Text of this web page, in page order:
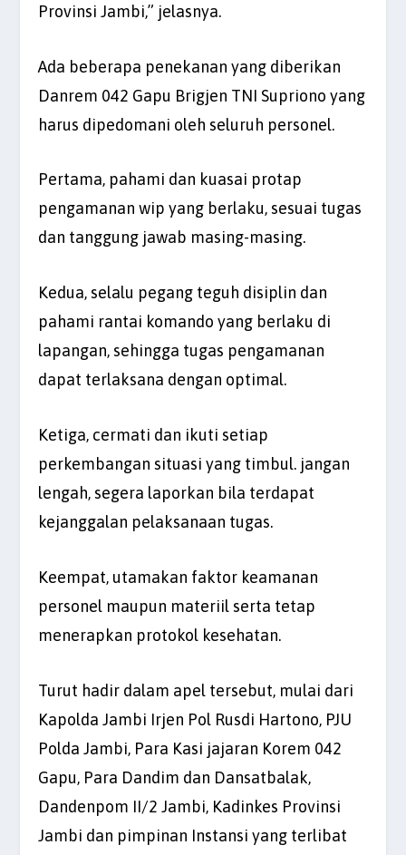
Provinsi Jambi,” jelasnya.
Ada beberapa penekanan yang diberikan
Danrem 042 Gapu Brigjen TNI Supriono yang
harus dipedomani oleh seluruh personel.
Pertama, pahami dan kuasai protap
pengamanan wip yang berlaku, sesuai tugas
dan tanggung jawab masing-masing.
Kedua, selalu pegang teguh disiplin dan
pahami rantai komando yang berlaku di
lapangan, sehingga tugas pengamanan
dapat terlaksana dengan optimal.
Ketiga, cermati dan ikuti setiap
perkembangan situasi yang timbul. jangan
lengah, segera laporkan bila terdapat
kejanggalan pelaksanaan tugas.
Keempat, utamakan faktor keamanan
personel maupun materiil serta tetap
menerapkan protokol kesehatan.
Turut hadir dalam apel tersebut, mulai dari
Kapolda Jambi Irjen Pol Rusdi Hartono, PJU
Polda Jambi, Para Kasi jajaran Korem 042
Gapu, Para Dandim dan Dansatbalak,
Dandenpom II/2 Jambi, Kadinkes Provinsi
Jambi dan pimpinan Instansi yang terlibat